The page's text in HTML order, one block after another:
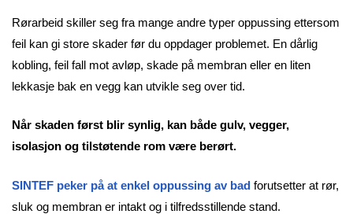
Rørarbeid skiller seg fra mange andre typer oppussing ettersom
feil kan gi store skader før du oppdager problemet. En dårlig
kobling, feil fall mot avløp, skade på membran eller en liten
lekkasje bak en vegg kan utvikle seg over tid.
Når skaden først blir synlig, kan både gulv, vegger,
isolasjon og tilstøtende rom være berørt.
SINTEF peker på at enkel oppussing av bad forutsetter at rør,
sluk og membran er intakt og i tilfredsstillende stand.